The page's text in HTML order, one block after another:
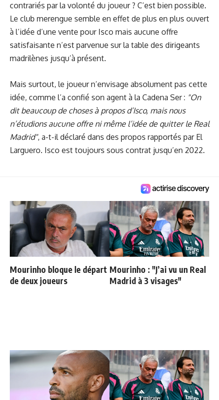
contrariés par la volonté du joueur ? C’est bien possible.
Le club merengue semble en effet de plus en plus ouvert
à l’idée d’une vente pour Isco mais aucune offre
satisfaisante n’est parvenue sur la table des dirigeants
madrilènes jusqu’à présent.
Mais surtout, le joueur n’envisage absolument pas cette
idée, comme l’a confié son agent à la Cadena Ser : "On
dit beaucoup de choses à propos d’Isco, mais nous
n’étudions aucune offre ni même l’idée de quitter le Real
Madrid", a-t-il déclaré dans des propos rapportés par El
Larguero. Isco est toujours sous contrat jusqu’en 2022.
Mourinho bloque le départ
de deux joueurs
Mourinho : "J’ai vu un Real
Madrid à 3 visages"